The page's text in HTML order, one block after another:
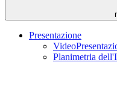
Presentazione
Planimetria